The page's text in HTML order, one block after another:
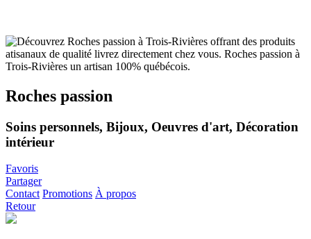
Roches passion
Soins personnels, Bijoux, Oeuvres d'art, Décoration
intérieur
Favoris
Partager
Contact Promotions À propos
Retour